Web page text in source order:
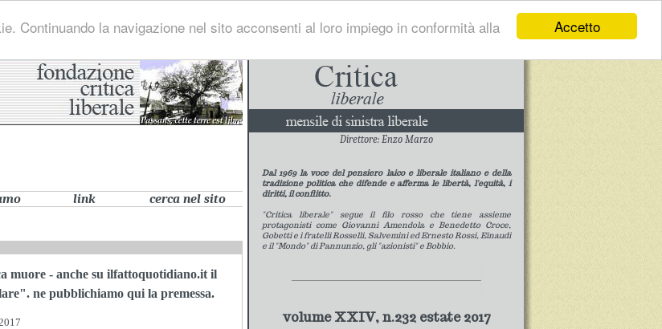
Accetto
Continuando la navigazione nel sito acconsenti al loro impiego in conformità alla
Direttore: Enzo Marzo
Dal 1969 la voce del pensiero laico e liberale italiano e della
tradizione politica che difende e afferma le libertà, l'equità, i
diritti, il conflitto.
"Critica liberale" segue il filo rosso che tiene assieme
protagonisti come Giovanni Amendola e Benedetto Croce,
Gobetti e i fratelli Rosselli, Salvemini ed Ernesto Rossi, Einaudi
e il "Mondo" di Pannunzio, gli "azionisti" e Bobbio.
volume XXIV, n.232 estate 2017
link cerca nel sito
muore - anche su ilfattoquotidiano.it il
ne pubblichiamo qui la premessa.